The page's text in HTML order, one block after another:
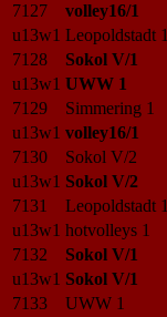
7127
volley16/1
u13w1 Leopoldstadt 1
7128
Sokol V/1
u13w1 UWW 1
7129
Simmering 1
u13w1 volley16/1
7130
Sokol V/2
u13w1 Sokol V/2
7131
Leopoldstadt 1
u13w1 hotvolleys 1
7132
Sokol V/1
u13w1 Sokol V/1
7133
UWW 1